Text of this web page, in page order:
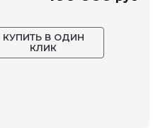
КУПИТЬ В ОДИН
КЛИК